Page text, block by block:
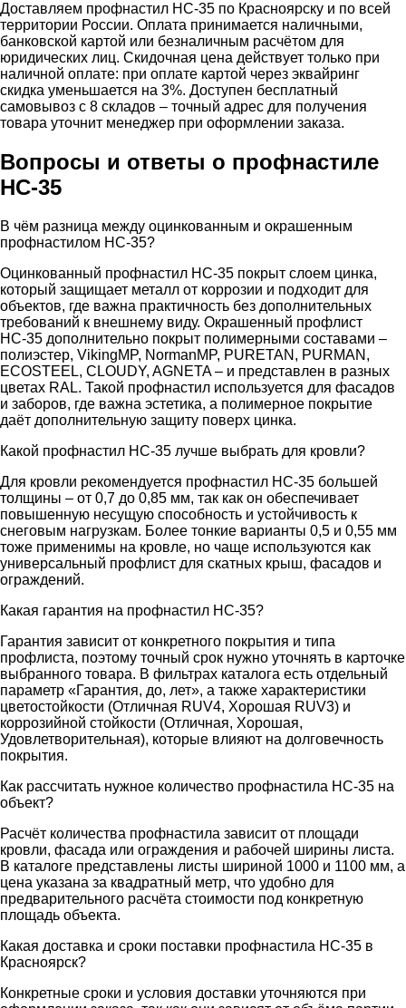
Доставляем профнастил НС-35 по Красноярску и по всей
территории России. Оплата принимается наличными,
банковской картой или безналичным расчётом для
юридических лиц. Скидочная цена действует только при
наличной оплате: при оплате картой через эквайринг
скидка уменьшается на 3%. Доступен бесплатный
самовывоз с 8 складов – точный адрес для получения
товара уточнит менеджер при оформлении заказа.
Вопросы и ответы о профнастиле
НС-35
В чём разница между оцинкованным и окрашенным
профнастилом НС-35?
Оцинкованный профнастил НС-35 покрыт слоем цинка,
который защищает металл от коррозии и подходит для
объектов, где важна практичность без дополнительных
требований к внешнему виду. Окрашенный профлист
НС-35 дополнительно покрыт полимерными составами –
полиэстер, VikingMP, NormanMP, PURETAN, PURMAN,
ECOSTEEL, CLOUDY, AGNETA – и представлен в разных
цветах RAL. Такой профнастил используется для фасадов
и заборов, где важна эстетика, а полимерное покрытие
даёт дополнительную защиту поверх цинка.
Какой профнастил НС-35 лучше выбрать для кровли?
Для кровли рекомендуется профнастил НС-35 большей
толщины – от 0,7 до 0,85 мм, так как он обеспечивает
повышенную несущую способность и устойчивость к
снеговым нагрузкам. Более тонкие варианты 0,5 и 0,55 мм
тоже применимы на кровле, но чаще используются как
универсальный профлист для скатных крыш, фасадов и
ограждений.
Какая гарантия на профнастил НС-35?
Гарантия зависит от конкретного покрытия и типа
профлиста, поэтому точный срок нужно уточнять в карточке
выбранного товара. В фильтрах каталога есть отдельный
параметр «Гарантия, до, лет», а также характеристики
цветостойкости (Отличная RUV4, Хорошая RUV3) и
коррозийной стойкости (Отличная, Хорошая,
Удовлетворительная), которые влияют на долговечность
покрытия.
Как рассчитать нужное количество профнастила НС-35 на
объект?
Расчёт количества профнастила зависит от площади
кровли, фасада или ограждения и рабочей ширины листа.
В каталоге представлены листы шириной 1000 и 1100 мм, а
цена указана за квадратный метр, что удобно для
предварительного расчёта стоимости под конкретную
площадь объекта.
Какая доставка и сроки поставки профнастила НС-35 в
Красноярск?
Конкретные сроки и условия доставки уточняются при